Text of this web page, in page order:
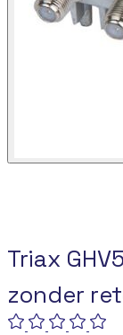
Triax
zonder